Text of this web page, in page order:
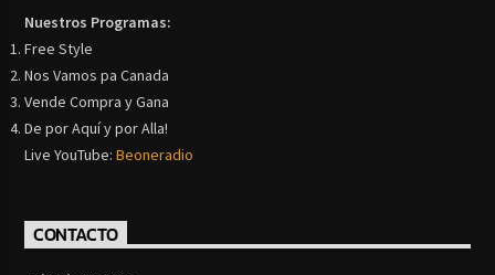
Nuestros Programas:
Free Style
Nos Vamos pa Canada
Vende Compra y Gana
De por Aquí y por Alla!
Live YouTube:Beoneradio
CONTACTO